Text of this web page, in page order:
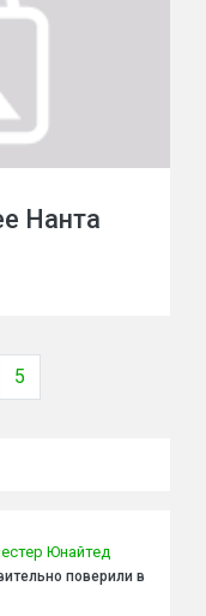
Нанта
5
Юнайтед
поверили в